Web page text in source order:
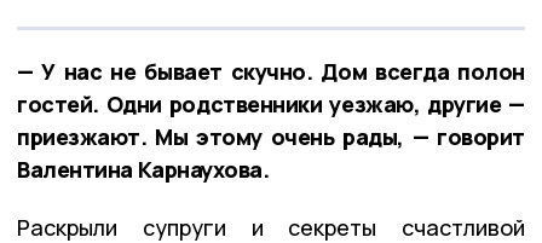
— У нас не бывает скучно. Дом всегда полон
гостей. Одни родственники уезжаю, другие —
приезжают. Мы этому очень рады, — говорит
Валентина Карнаухова.
Раскрыли супруги и секреты счастливой